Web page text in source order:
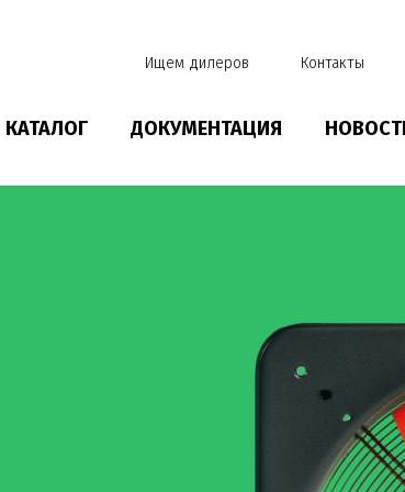
Ищем дилеров Контакты
КАТАЛОГ ДОКУМЕНТАЦИЯ